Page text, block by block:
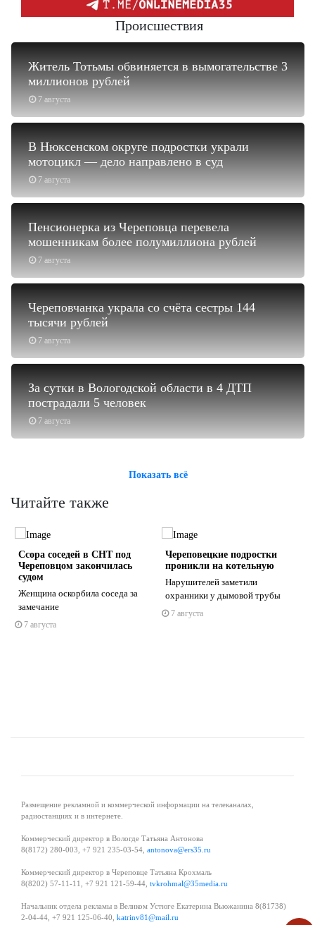
Происшествия
7 августа
Житель Тотьмы обвиняется в вымогательстве 3
миллионов рублей
7 августа
В Нюксенском округе подростки украли
мотоцикл — дело направлено в суд
7 августа
Пенсионерка из Череповца перевела
мошенникам более полумиллиона рублей
7 августа
Череповчанка украла со счёта сестры 144
тысячи рублей
7 августа
За сутки в Вологодской области в 4 ДТП
пострадали 5 человек
Показать всё
Читайте также
Ссора соседей в СНТ под
Череповцом закончилась
судом
Женщина оскорбила соседа за
замечание
7 августа
Череповецкие подростки
проникли на котельную
Нарушителей заметили
охранники у дымовой трубы
7 августа
Размещение рекламной и коммерческой информации на телеканалах,
радиостанциях и в интернете.
Коммерческий директор в Вологде Татьяна Антонова
8(8172) 280-003, +7 921 235-03-54, antonova@ers35.ru
Коммерческий директор в Череповце Татьяна Крохмаль
8(8202) 57-11-11, +7 921 121-59-44, tvkrohmal@35media.ru
Начальник отдела рекламы в Великом Устюге Екатерина Вьюжанина 8(81738)
2-04-44, +7 921 125-06-40, katrinv81@mail.ru